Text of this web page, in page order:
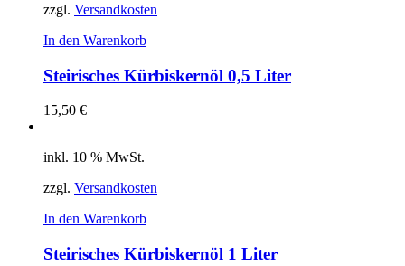
zzgl. Versandkosten
In den Warenkorb
Steirisches Kürbiskernöl 0,5 Liter
15,50 €
inkl. 10 % MwSt.
zzgl. Versandkosten
In den Warenkorb
Steirisches Kürbiskernöl 1 Liter